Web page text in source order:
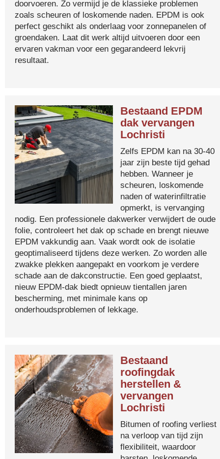
doorvoeren. Zo vermijd je de klassieke problemen
zoals scheuren of loskomende naden. EPDM is ook
perfect geschikt als onderlaag voor zonnepanelen of
groendaken. Laat dit werk altijd uitvoeren door een
ervaren vakman voor een gegarandeerd lekvrij
resultaat.
Bestaand EPDM
dak vervangen
Lochristi
Zelfs EPDM kan na 30-40
jaar zijn beste tijd gehad
hebben. Wanneer je
scheuren, loskomende
naden of waterinfiltratie
opmerkt, is vervanging
nodig. Een professionele dakwerker verwijdert de oude
folie, controleert het dak op schade en brengt nieuwe
EPDM vakkundig aan. Vaak wordt ook de isolatie
geoptimaliseerd tijdens deze werken. Zo worden alle
zwakke plekken aangepakt en voorkom je verdere
schade aan de dakconstructie. Een goed geplaatst,
nieuw EPDM-dak biedt opnieuw tientallen jaren
bescherming, met minimale kans op
onderhoudsproblemen of lekkage.
Bestaand
roofingdak
herstellen &
vervangen
Lochristi
Bitumen of roofing verliest
na verloop van tijd zijn
flexibiliteit, waardoor